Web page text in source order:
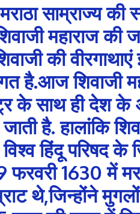
साम्राज्य की
महाराज की
की
है.आज शिवाजी
के साथ ही देश के
है. हालांकि
हिंदू परिषद के
फरवरी 1630 में
थे,जिन्होंने